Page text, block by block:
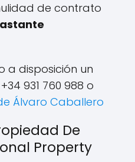
de contrato
a disposición un
931 760 988 o
Álvaro Caballero
De
Property